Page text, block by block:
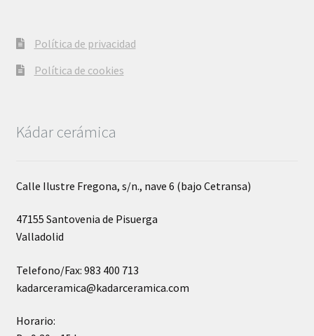
Política de privacidad
Política de cookies
Kádar cerámica
Calle Ilustre Fregona, s/n., nave 6 (bajo Cetransa)
47155 Santovenia de Pisuerga
Valladolid
Telefono/Fax: 983 400 713
kadarceramica@kadarceramica.com
Horario: